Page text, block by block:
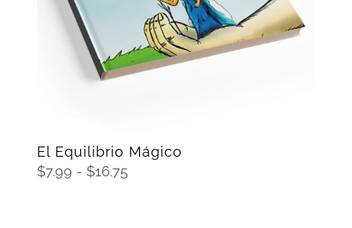
DETAILS
El Equilibrio Mágico
$7.99 - $16.75Rango